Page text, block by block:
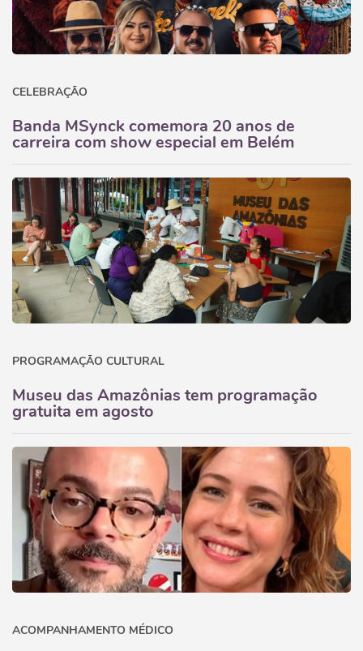
CELEBRAÇÃO
Banda MSynck comemora 20 anos de
carreira com show especial em Belém
PROGRAMAÇÃO CULTURAL
Museu das Amazônias tem programação
gratuita em agosto
ACOMPANHAMENTO MÉDICO